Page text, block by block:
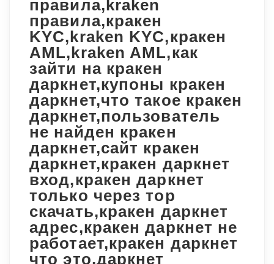
правила,kraken
правила,кракен
KYC,kraken KYC,кракен
AML,kraken AML,как
зайти на кракен
даркнет,купоны кракен
даркнет,что такое кракен
даркнет,пользователь
не найден кракен
даркнет,сайт кракен
даркнет,кракен даркнет
вход,кракен даркнет
только через тор
скачать,кракен даркнет
адрес,кракен даркнет не
работает,кракен даркнет
что это,даркнет